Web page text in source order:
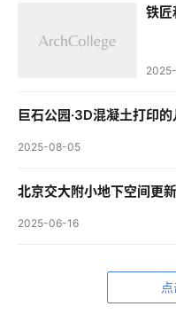
铁
巨石公园·3D混凝土打印
2025-08-05
北京交大附小地下空间更
2025-06-16